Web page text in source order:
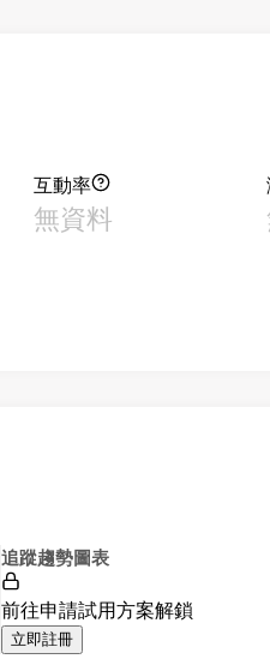
互動率
無資料
追蹤趨勢圖表
前往申請試用方案解鎖
立即註冊